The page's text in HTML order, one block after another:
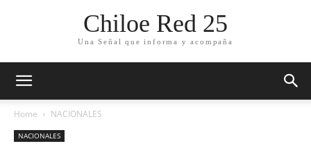
Chiloe Red 25
Una Señal que informa y acompaña
Home NACIONALES
NACIONALES